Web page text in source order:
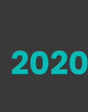
2020